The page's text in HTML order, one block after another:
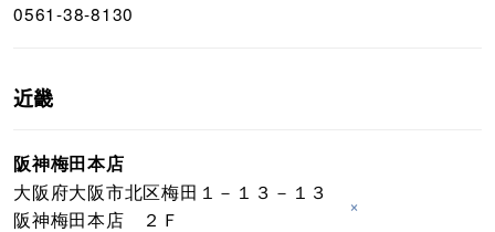
0561-38-8130
近畿
阪神梅田本店
大阪府大阪市北区梅田１－１３－１３
阪神梅田本店 ２Ｆ
×